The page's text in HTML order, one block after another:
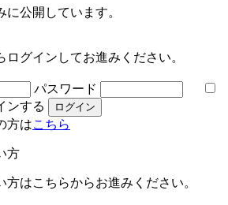
公開しています。
グインしてお進みください。
パスワード
ンする
方はこちら
方
はこちらからお進みください。